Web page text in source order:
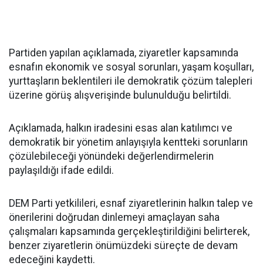
Partiden yapılan açıklamada, ziyaretler kapsamında
esnafın ekonomik ve sosyal sorunları, yaşam koşulları,
yurttaşların beklentileri ile demokratik çözüm talepleri
üzerine görüş alışverişinde bulunulduğu belirtildi.
Açıklamada, halkın iradesini esas alan katılımcı ve
demokratik bir yönetim anlayışıyla kentteki sorunların
çözülebileceği yönündeki değerlendirmelerin
paylaşıldığı ifade edildi.
DEM Parti yetkilileri, esnaf ziyaretlerinin halkın talep ve
önerilerini doğrudan dinlemeyi amaçlayan saha
çalışmaları kapsamında gerçekleştirildiğini belirterek,
benzer ziyaretlerin önümüzdeki süreçte de devam
edeceğini kaydetti.